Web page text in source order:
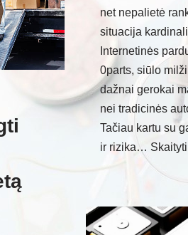
net nepalietė
situacija
Internetinės
0parts, siūlo
dažnai gerokai
nei tradicinės
Tačiau kartu su
ir rizika…